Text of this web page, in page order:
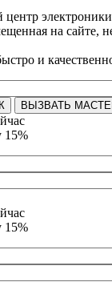
на сайте,
и
ВЫЗВАТЬ
15%
15%